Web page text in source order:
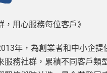
，用心服務每位客戶》
年，為創業者和中小企提
服務社群，累積不同客戶類